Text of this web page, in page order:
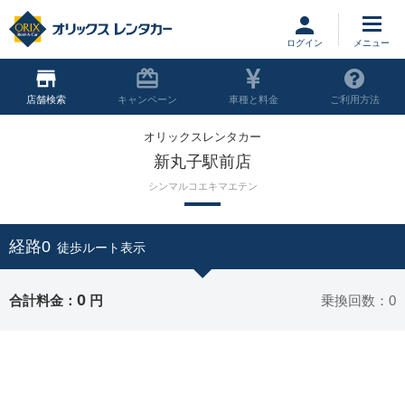
ログイン
店舗 キャンペーン 車種と料金 ご利用方法
オリックスレンタカー
新丸子駅前店
シンマルコエキマエテン
経路0 徒歩ルート表示
合計料金： 0 円 乗換回数：0